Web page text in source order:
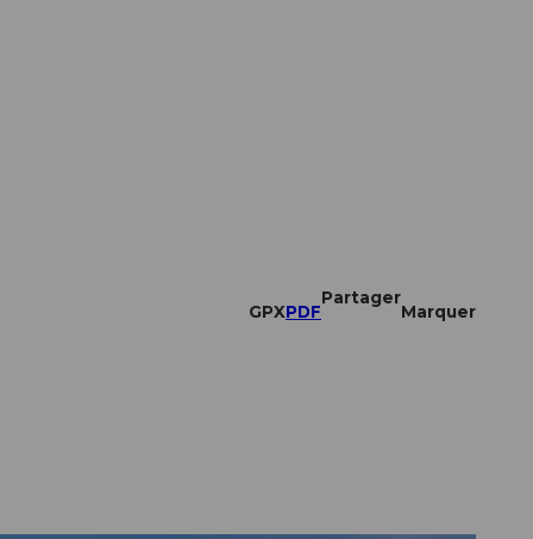
GPXPDF
Partager
Marquer